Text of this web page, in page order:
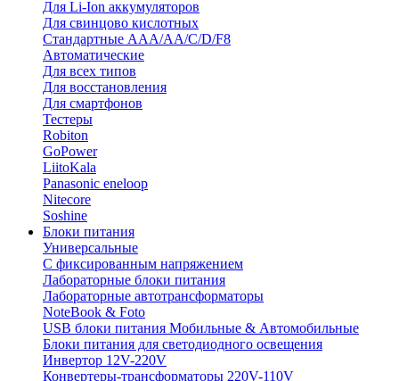
Для Li-Ion аккумуляторов
Для свинцово кислотных
Стандартные ААА/АА/С/D/F8
Автоматические
Для всех типов
Для восстановления
Для смартфонов
Тестеры
Robiton
GoPower
LiitoKala
Panasonic eneloop
Nitecore
Soshine
Блоки питания
Универсальные
C фиксированным напряжением
Лабораторные блоки питания
Лабораторные автотрансформаторы
NoteBook & Foto
USB блоки питания Мобильные & Автомобильные
Блоки питания для светодиодного освещения
Инвертор 12V-220V
Конвертеры-трансформаторы 220V-110V